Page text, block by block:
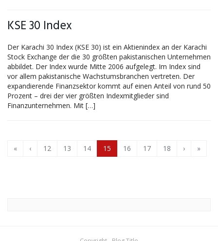
KSE 30 Index
Der Karachi 30 Index (KSE 30) ist ein Aktienindex an der Karachi
Stock Exchange der die 30 größten pakistanischen Unternehmen
abbildet. Der Index wurde Mitte 2006 aufgelegt. Im Index sind
vor allem pakistanische Wachstumsbranchen vertreten. Der
expandierende Finanzsektor kommt auf einen Anteil von rund 50
Prozent – drei der vier größten Indexmitglieder sind
Finanzunternehmen. Mit […]
« ‹ 12 13 14 15 16 17 18 › »